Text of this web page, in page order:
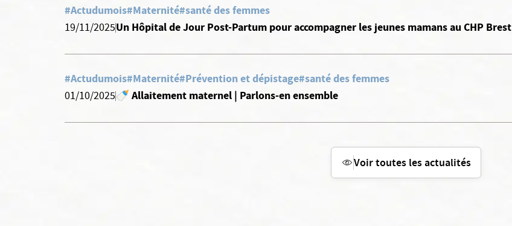
#Actudumois#Maternité#santé des femmes
19/11/2025Un Hôpital de Jour Post-Partum pour accompagner les jeunes mamans au CHP Brest
#Actudumois#Maternité#Prévention et dépistage#santé des femmes
01/10/2025🍼 Allaitement maternel | Parlons-en ensemble
Voir toutes les actualités